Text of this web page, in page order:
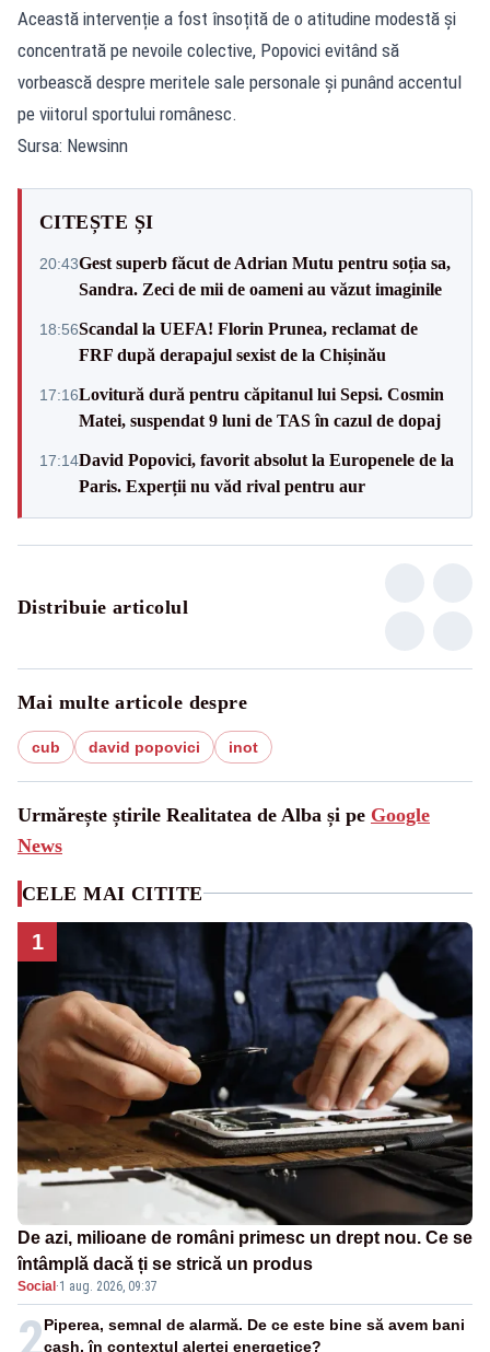
Această intervenție a fost însoțită de o atitudine modestă și
concentrată pe nevoile colective, Popovici evitând să
vorbească despre meritele sale personale și punând accentul
pe viitorul sportului românesc.
Sursa: Newsinn
CITEȘTE ȘI
20:43Gest superb făcut de Adrian Mutu pentru soția sa,
Sandra. Zeci de mii de oameni au văzut imaginile
18:56Scandal la UEFA! Florin Prunea, reclamat de
FRF după derapajul sexist de la Chișinău
17:16Lovitură dură pentru căpitanul lui Sepsi. Cosmin
Matei, suspendat 9 luni de TAS în cazul de dopaj
17:14David Popovici, favorit absolut la Europenele de la
Paris. Experții nu văd rival pentru aur
Distribuie articolul
Mai multe articole despre
cub david popovici inot
Urmărește știrile Realitatea de Alba și pe Google
News
CELE MAI CITITE
1
De azi, milioane de români primesc un drept nou. Ce se
întâmplă dacă ți se strică un produs
Social ·1 aug. 2026, 09:37
2Piperea, semnal de alarmă. De ce este bine să avem bani
cash, în contextul alertei energetice?